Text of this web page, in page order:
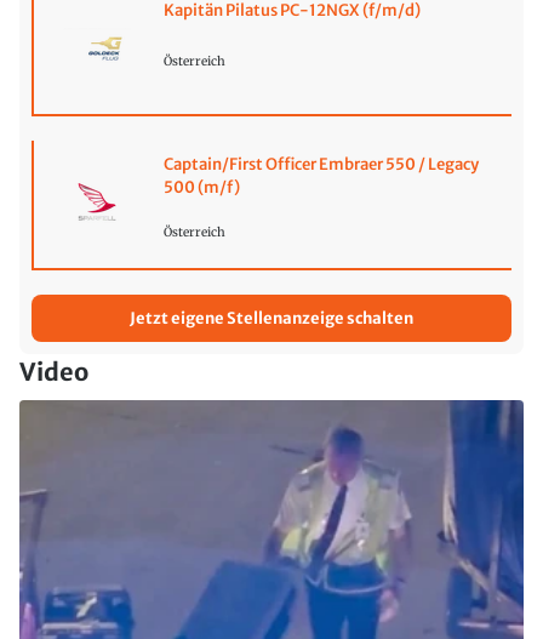
Kapitän Pilatus PC-12NGX (f/m/d)
Österreich
Captain/First Officer Embraer 550 / Legacy
500 (m/f)
Österreich
Jetzt eigene Stellenanzeige schalten
Video